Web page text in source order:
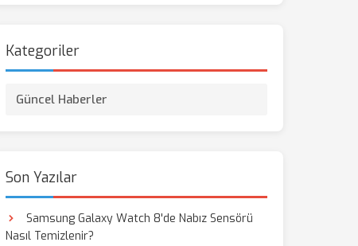
Kategoriler
Güncel Haberler
Son Yazılar
Samsung Galaxy Watch 8'de Nabız Sensörü
Nasıl Temizlenir?